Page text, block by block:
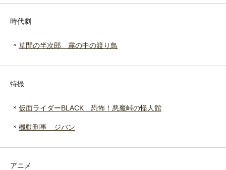
時代劇
草間の半次郎 霧の中の渡り鳥
特撮
仮面ライダーBLACK 恐怖！悪魔峠の怪人館
機動刑事 ジバン
アニメ